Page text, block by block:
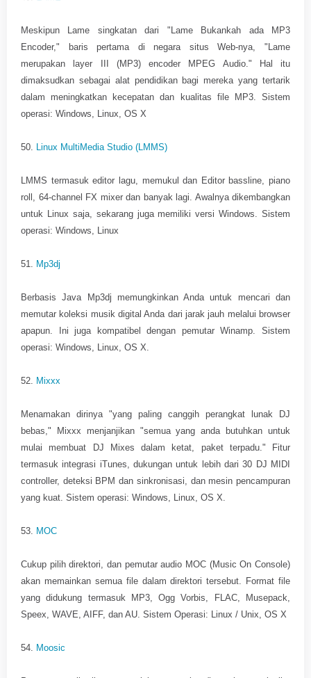
Meskipun Lame singkatan dari "Lame Bukankah ada MP3
Encoder," baris pertama di negara situs Web-nya, "Lame
merupakan layer III (MP3) encoder MPEG Audio." Hal itu
dimaksudkan sebagai alat pendidikan bagi mereka yang tertarik
dalam meningkatkan kecepatan dan kualitas file MP3. Sistem
operasi: Windows, Linux, OS X
50. Linux MultiMedia Studio (LMMS)
LMMS termasuk editor lagu, memukul dan Editor bassline, piano
roll, 64-channel FX mixer dan banyak lagi. Awalnya dikembangkan
untuk Linux saja, sekarang juga memiliki versi Windows. Sistem
operasi: Windows, Linux
51. Mp3dj
Berbasis Java Mp3dj memungkinkan Anda untuk mencari dan
memutar koleksi musik digital Anda dari jarak jauh melalui browser
apapun. Ini juga kompatibel dengan pemutar Winamp. Sistem
operasi: Windows, Linux, OS X.
52. Mixxx
Menamakan dirinya "yang paling canggih perangkat lunak DJ
bebas," Mixxx menjanjikan "semua yang anda butuhkan untuk
mulai membuat DJ Mixes dalam ketat, paket terpadu." Fitur
termasuk integrasi iTunes, dukungan untuk lebih dari 30 DJ MIDI
controller, deteksi BPM dan sinkronisasi, dan mesin pencampuran
yang kuat. Sistem operasi: Windows, Linux, OS X.
53. MOC
Cukup pilih direktori, dan pemutar audio MOC (Music On Console)
akan memainkan semua file dalam direktori tersebut. Format file
yang didukung termasuk MP3, Ogg Vorbis, FLAC, Musepack,
Speex, WAVE, AIFF, dan AU. Sistem Operasi: Linux / Unix, OS X
54. Moosic